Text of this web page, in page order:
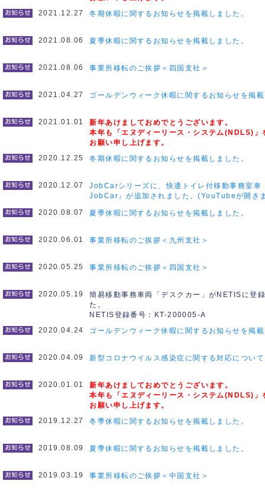
2021.12.27
冬期休暇に関するお知らせを掲載しました。
2021.08.06 夏季休暇に関するお知らせを掲載しました。
2021.08.06 事業所移転のご挨拶＜四国支社＞
2021.04.27 ゴールデンウィーク休暇に関するお知らせを掲
2021.01.01
新年あけましておめでとうございます。
本年も「エヌディーリース・システム(NDLS)」
お願い申し上げます。
2020.12.25
冬期休暇に関するお知らせを掲載しました。
2020.12.07
JobCarシリーズに、快適トイレ付移動事務室車
JobCar』が追加されました。(YouTubeが開き
2020.08.07
夏季休暇に関するお知らせを掲載しました。
2020.06.01 事業所移転のご挨拶＜九州支社＞
2020.05.25 事業所移転のご挨拶＜四国支社＞
2020.05.19
簡易移動事務車両「デスクカー」がNETISに登
た。
NETIS登録番号：KT-200005-A
2020.04.24
ゴールデンウィーク休暇に関するお知らせを掲
2020.04.09 新型コロナウイルス感染症に関する対応について
2020.01.01
新年あけましておめでとうございます。
本年も「エヌディーリース・システム(NDLS)」
お願い申し上げます。
2019.12.27
冬季休暇に関するお知らせを掲載しました。
2019.08.09 夏季休暇に関するお知らせを掲載しました。
2019.03.19 事業所移転のご挨拶＜中国支社＞